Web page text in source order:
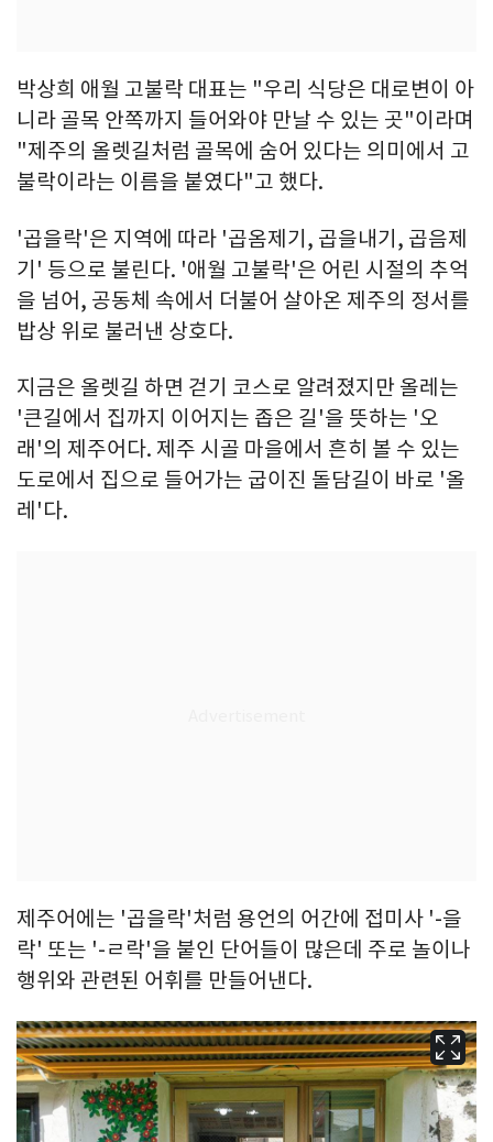
박상희 애월 고불락 대표는 "우리 식당은 대로변이 아
니라 골목 안쪽까지 들어와야 만날 수 있는 곳"이라며
"제주의 올렛길처럼 골목에 숨어 있다는 의미에서 고
불락이라는 이름을 붙였다"고 했다.
'곱을락'은 지역에 따라 '곱옴제기, 곱을내기, 곱음제
기' 등으로 불린다. '애월 고불락'은 어린 시절의 추억
을 넘어, 공동체 속에서 더불어 살아온 제주의 정서를
밥상 위로 불러낸 상호다.
지금은 올렛길 하면 걷기 코스로 알려졌지만 올레는
'큰길에서 집까지 이어지는 좁은 길'을 뜻하는 '오
래'의 제주어다. 제주 시골 마을에서 흔히 볼 수 있는
도로에서 집으로 들어가는 굽이진 돌담길이 바로 '올
레'다.
제주어에는 '곱을락'처럼 용언의 어간에 접미사 '-을
락' 또는 '-ㄹ락'을 붙인 단어들이 많은데 주로 놀이나
행위와 관련된 어휘를 만들어낸다.